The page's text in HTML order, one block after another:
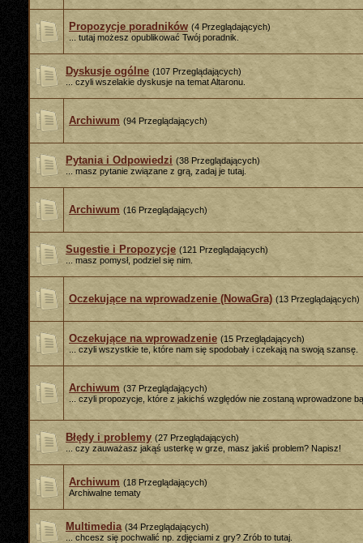
Propozycje poradników (4 Przeglądających)
... tutaj możesz opublikować Twój poradnik.
Dyskusje ogólne (107 Przeglądających)
... czyli wszelakie dyskusje na temat Altaronu.
Archiwum (94 Przeglądających)
Pytania i Odpowiedzi (38 Przeglądających)
... masz pytanie związane z grą, zadaj je tutaj.
Archiwum (16 Przeglądających)
Sugestie i Propozycje (121 Przeglądających)
... masz pomysł, podziel się nim.
Oczekujące na wprowadzenie (NowaGra) (13 Przeglądających)
Oczekujące na wprowadzenie (15 Przeglądających)
... czyli wszystkie te, które nam się spodobały i czekają na swoją szansę.
Archiwum (37 Przeglądających)
... czyli propozycje, które z jakichś względów nie zostaną wprowadzone
Błędy i problemy (27 Przeglądających)
... czy zauważasz jakąś usterkę w grze, masz jakiś problem? Napisz!
Archiwum (18 Przeglądających)
Archiwalne tematy
Multimedia (34 Przeglądających)
... chcesz się pochwalić np. zdjęciami z gry? Zrób to tutaj.